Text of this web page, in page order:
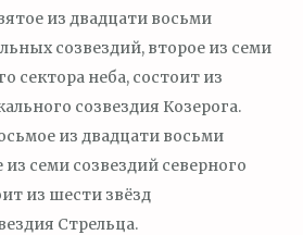
из двадцати восьми
созвездий, второе из семи
сектора неба, состоит из
созвездия Козерога.
из двадцати восьми
из семи созвездий северного
из шести звёзд
Стрельца.